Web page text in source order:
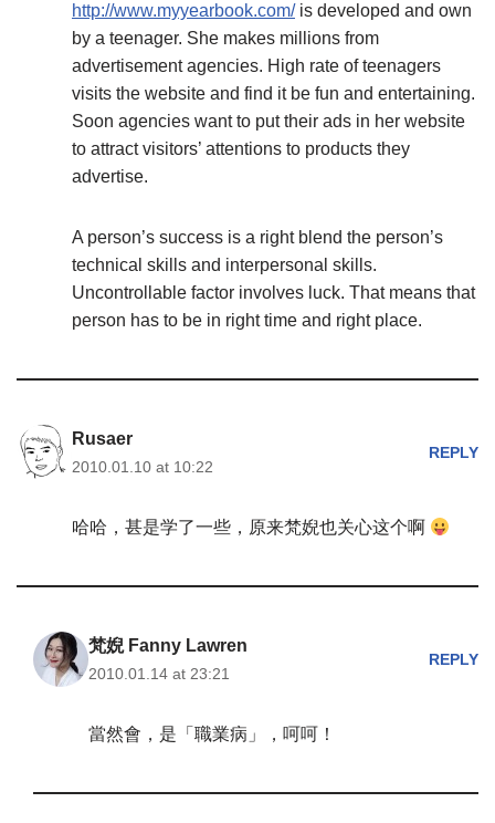
http://www.myyearbook.com/is developed and own
by a teenager. She makes millions from
advertisement agencies. High rate of teenagers
visits the website and find it be fun and entertaining.
Soon agencies want to put their ads in her website
to attract visitors’ attentions to products they
advertise.
A person’s success is a right blend the person’s
technical skills and interpersonal skills.
Uncontrollable factor involves luck. That means that
person has to be in right time and right place.
Rusaer
2010.01.10 at 10:22
REPLY
哈哈，甚是学了一些，原来梵婗也关心这个啊
梵婗 Fanny Lawren
2010.01.14 at 23:21
REPLY
當然會，是「職業病」，呵呵！